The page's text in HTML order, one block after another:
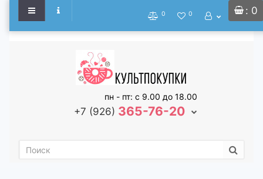
: 0
0 0
пн - пт: с 9.00 до 18.00
+7 (926) 365-76-20